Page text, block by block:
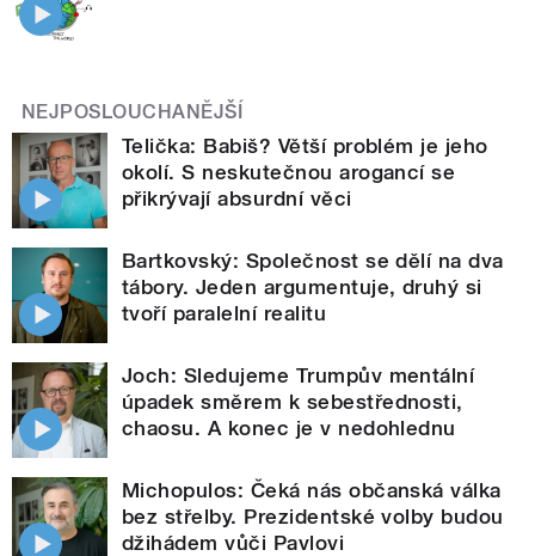
NEJPOSLOUCHANĚJŠÍ
Telička: Babiš? Větší problém je jeho
okolí. S neskutečnou arogancí se
přikrývají absurdní věci
Bartkovský: Společnost se dělí na dva
tábory. Jeden argumentuje, druhý si
tvoří paralelní realitu
Joch: Sledujeme Trumpův mentální
úpadek směrem k sebestřednosti,
chaosu. A konec je v nedohlednu
Michopulos: Čeká nás občanská válka
bez střelby. Prezidentské volby budou
džihádem vůči Pavlovi